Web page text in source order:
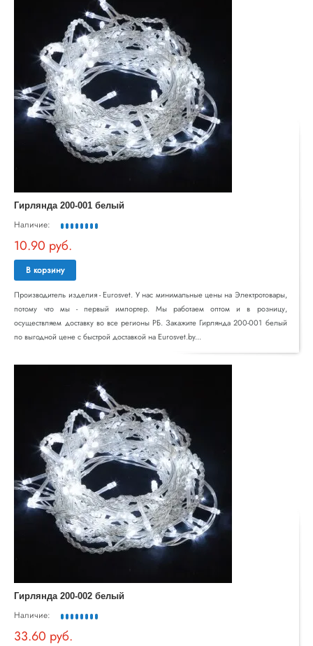
Гирлянда 200-001 белый
Наличие:
10.90 руб.
В корзину
Производитель изделия - Eurosvet. У нас минимальные цены на Электротовары,
потому что мы - первый импортер. Мы работаем оптом и в розницу,
осуществляем доставку во все регионы РБ. Закажите Гирлянда 200-001 белый
по выгодной цене с быстрой доставкой на Eurosvet.by...
Гирлянда 200-002 белый
Наличие:
33.60 руб.